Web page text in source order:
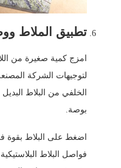
تطبيق الملاط
امزج كمية صغيرة من
لتوجيهات الشركة
بوصة.
اضغط على البلاط بقوة
فواصل البلاط